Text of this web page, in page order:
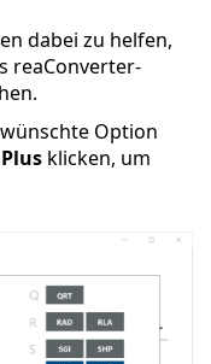
dabei zu helfen,
reaConverter-
Option
Plus klicken, um